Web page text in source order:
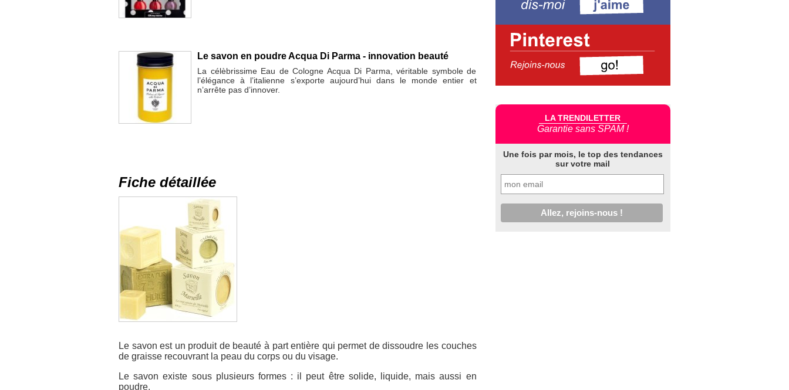
Le savon en poudre Acqua Di Parma - innovation beauté
La célèbrissime Eau de Cologne Acqua Di Parma, véritable symbole de
l’élégance à l’italienne s’exporte aujourd’hui dans le monde entier et
n’arrête pas d’innover.
Fiche détaillée
Le savon est un produit de beauté à part entière qui permet de dissoudre les couches
de graisse recouvrant la peau du corps ou du visage.
Le savon existe sous plusieurs formes : il peut être solide, liquide, mais aussi en
poudre.
LA TRENDILETTER
Garantie sans SPAM !
Une fois par mois, le top des tendances
sur votre mail